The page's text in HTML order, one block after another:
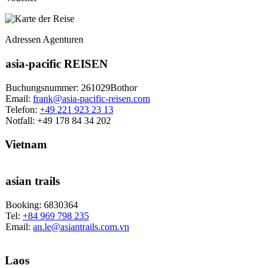
Adressen Agenturen
asia-pacific REISEN
Buchungsnummer: 261029Bothor
Email: frank@asia-pacific-reisen.com
Telefon: +49 221 923 23 13
Notfall: +49 178 84 34 202
Vietnam
asian trails
Booking: 6830364
Tel: +84 969 798 235
Email: an.le@asiantrails.com.vn
Laos